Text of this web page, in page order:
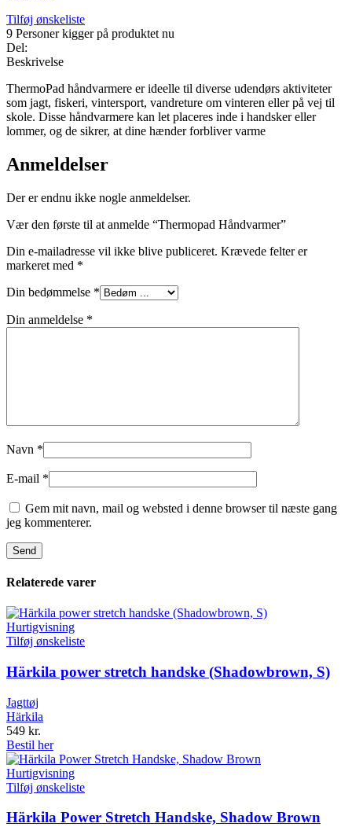
Tilføj ønskeliste
9 Personer kigger på produktet nu
Del:
Beskrivelse
ThermoPad håndvarmere er ideelle til diverse udendørs aktiviteter
som jagt, fiskeri, vintersport, vandreture om vinteren eller på vej til
skole. Disse håndvarmere kan let placeres inde i handsker eller
lommer, og de sikrer, at dine hænder forbliver varme
Anmeldelser
Der er endnu ikke nogle anmeldelser.
Vær den første til at anmelde “Thermopad Håndvarmer”
Din e-mailadresse vil ikke blive publiceret. Krævede felter er
markeret med *
Din bedømmelse *
Din anmeldelse *
Navn *
E-mail *
Gem mit navn, mail og websted i denne browser til næste gang
jeg kommenterer.
Relaterede varer
Hurtigvisning
Tilføj ønskeliste
Härkila power stretch handske (Shadowbrown, S)
Jagttøj
Härkila
549 kr.
Bestil her
Hurtigvisning
Tilføj ønskeliste
Härkila Power Stretch Handske, Shadow Brown